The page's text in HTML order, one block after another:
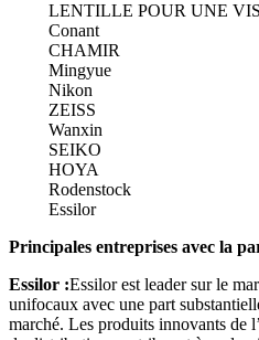
LENTILLE POUR UNE
Conant
CHAMIR
Mingyue
Nikon
ZEISS
Wanxin
SEIKO
HOYA
Rodenstock
Essilor
Principales entreprises avec la
Essilor :Essilor est leader sur le
unifocaux avec une part
marché. Les produits innovants de